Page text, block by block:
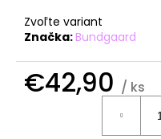
Zvoľte variant
Značka:Bundgaard
€42,90 / ks
O
d
p